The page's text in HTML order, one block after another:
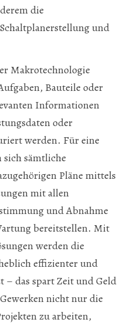
die
und
Makrotechnologie
Bauteile oder
Informationen
oder
werden. Für eine
sich sämtliche
Pläne mittels
mit allen
und Abnahme
bereitstellen. Mit
werden die
effizienter und
– das spart Zeit und Geld
nicht nur die
zu arbeiten,